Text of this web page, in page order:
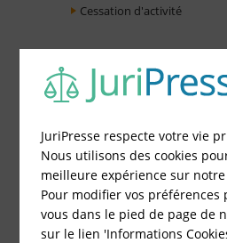
Cessation d'activité
JuriPresse respecte votre vie
Nous utilisons des cookies
meilleure expérience sur
Pour modifier vos préférences
vous dans le pied de page de
sur le lien 'Informations